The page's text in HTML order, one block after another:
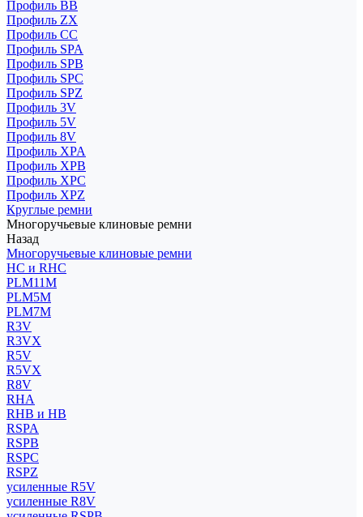
Профиль BB
Профиль ZX
Профиль CC
Профиль SPA
Профиль SPB
Профиль SPC
Профиль SPZ
Профиль 3V
Профиль 5V
Профиль 8V
Профиль XPA
Профиль XPB
Профиль XPC
Профиль XPZ
Круглые ремни
Многоручьевые клиновые ремни
Назад
Многоручьевые клиновые ремни
HC и RHC
PLM11M
PLM5M
PLM7M
R3V
R3VX
R5V
R5VX
R8V
RHA
RHB и HB
RSPA
RSPB
RSPC
RSPZ
усиленные R5V
усиленные R8V